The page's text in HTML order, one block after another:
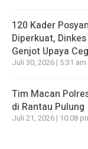
120 Kader
Diperkuat,
Genjot Upaya
Juli 30, 2026 | 5:31 am
Tim Macan
di Rantau Pulung
Juli 21, 2026 | 10:08